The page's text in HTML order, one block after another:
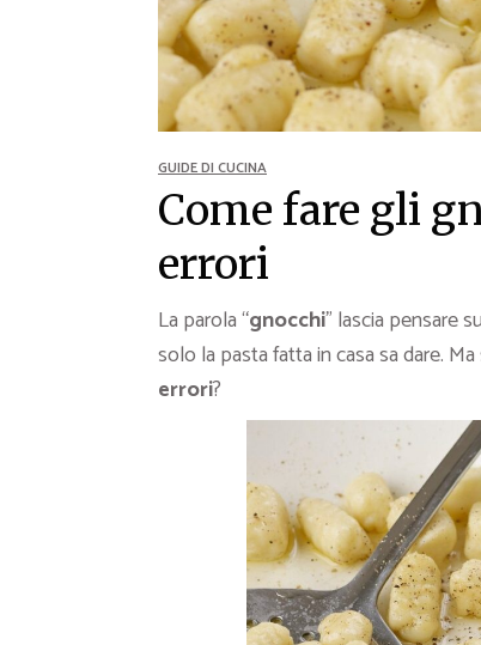
GUIDE DI CUCINA
Come fare gli
errori
La parola “gnocchi” lascia pensare
solo la pasta fatta in casa sa dare.
errori?